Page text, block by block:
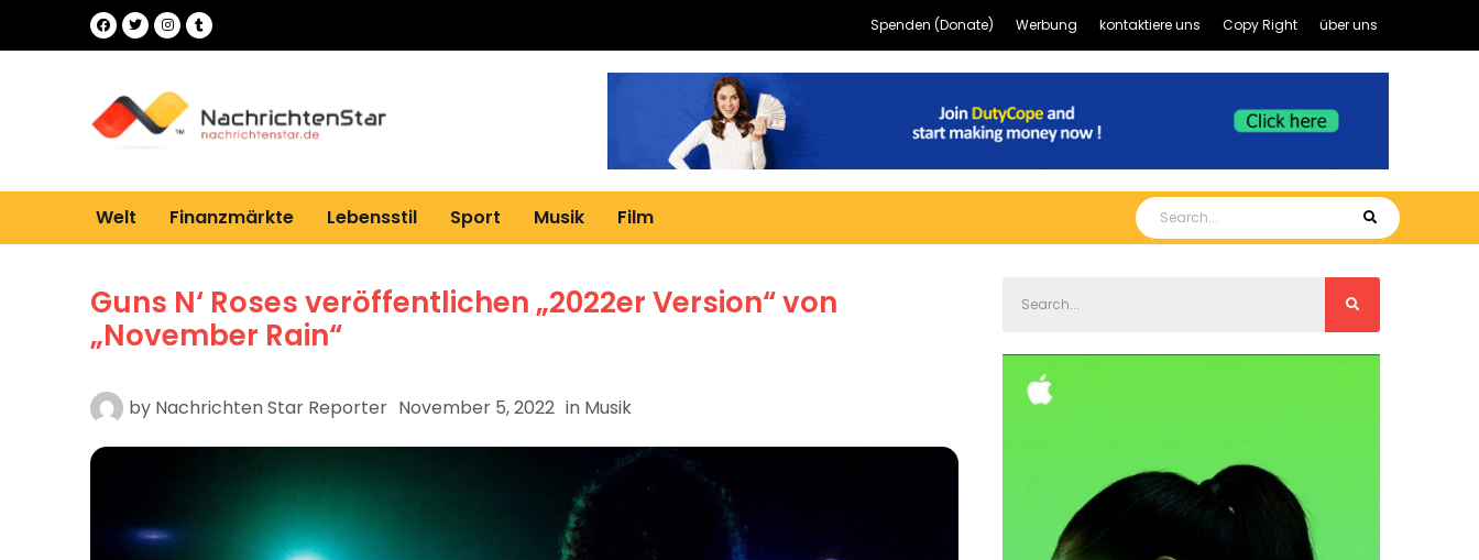
Spenden (Donate) Werbung kontaktiere uns Copy Right über uns
Welt Finanzmärkte Lebensstil Sport Musik Film
Guns N‘ Roses veröffentlichen „2022er Version“ von
„November Rain“
by Nachrichten Star Reporter November 5, 2022 in Musik